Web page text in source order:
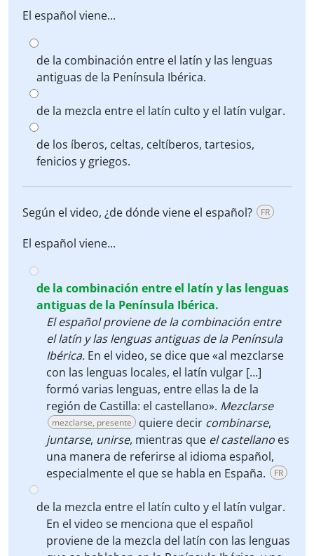
El español viene...
de la combinación entre el latín y las lenguas
antiguas de la Península Ibérica.
de la mezcla entre el latín culto y el latín vulgar.
de los íberos, celtas, celtíberos, tartesios,
fenicios y griegos.
Según el video, ¿de dónde viene el español? FR
El español viene...
de la combinación entre el latín y las lenguas
antiguas de la Península Ibérica.
El español proviene de la combinación entre
el latín y las lenguas antiguas de la Península
Ibérica. En el video, se dice que «al mezclarse
con las lenguas locales, el latín vulgar […]
formó varias lenguas, entre ellas la de la
región de Castilla: el castellano». Mezclarse
mezclarse, presente quiere decir combinarse,
juntarse, unirse, mientras que el castellano es
una manera de referirse al idioma español,
especialmente el que se habla en España.
FR
de la mezcla entre el latín culto y el latín vulgar.
En el video se menciona que el español
proviene de la mezcla del latín con las lenguas